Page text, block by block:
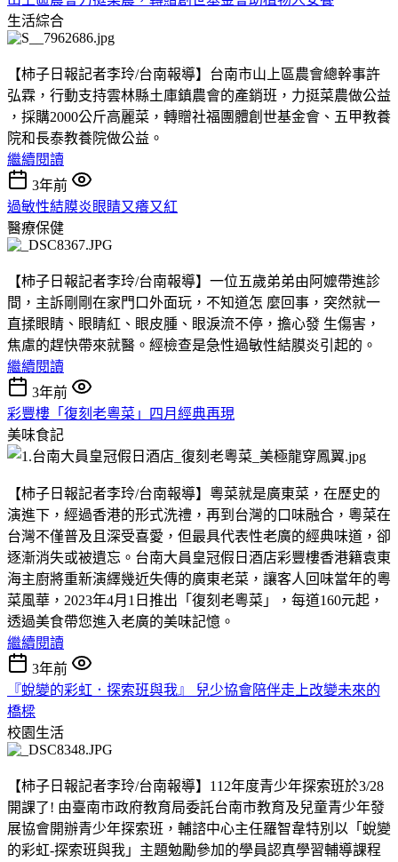
生活綜合
【柿子日報記者李玲/台南報導】台南市山上區農會總幹事許
弘霖，行動支持雲林縣土庫鎮農會的產銷班，力挺菜農做公益
，採購2000公斤高麗菜，轉贈社福團體創世基金會、五甲教養
院和長泰教養院做公益。
繼續閱讀
3年前
過敏性結膜炎眼睛又癢又紅
醫療保健
【柿子日報記者李玲/台南報導】一位五歲弟弟由阿嬤帶進診
間，主訴剛剛在家門口外面玩，不知道怎 麼回事，突然就一
直揉眼睛、眼睛紅、眼皮腫、眼淚流不停，擔心發 生傷害，
焦慮的趕快帶來就醫。經檢查是急性過敏性結膜炎引起的。
繼續閱讀
3年前
彩豐樓「復刻老粵菜」四月經典再現
美味食記
【柿子日報記者李玲/台南報導】粵菜就是廣東菜，在歷史的
演進下，經過香港的形式洗禮，再到台灣的口味融合，粵菜在
台灣不僅普及且深受喜愛，但最具代表性老廣的經典味道，卻
逐漸消失或被遺忘。台南大員皇冠假日酒店彩豐樓香港籍袁東
海主廚將重新演繹幾近失傳的廣東老菜，讓客人回味當年的粵
菜風華，2023年4月1日推出「復刻老粵菜」，每道160元起，
透過美食帶您進入老廣的美味記憶。
繼續閱讀
3年前
『蛻變的彩虹．探索班與我』 兒少協會陪伴走上改變未來的
橋樑
校園生活
【柿子日報記者李玲/台南報導】112年度青少年探索班於3/28
開課了! 由臺南市政府教育局委託台南市教育及兒童青少年發
展協會開辦青少年探索班，輔諮中心主任羅智韋特別以「蛻變
的彩虹-探索班與我」主題勉勵參加的學員認真學習輔導課程